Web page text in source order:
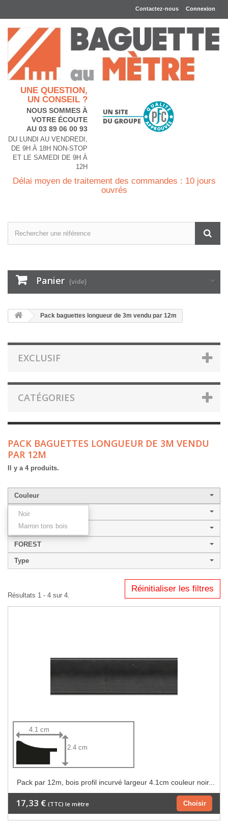
Connexion
Contactez-nous
UNE QUESTION,
UN CONSEIL ?
NOUS SOMMES À
VOTRE ÉCOUTE
AU 03 89 06 00 93
DU LUNDI AU VENDREDI,
DE 9H À 18H NON-STOP
ET LE SAMEDI DE 9H À
12H
Délai moyen de traitement des commandes : 10 jours
ouvrés
Panier (vide)
Pack baguettes longueur de 3m vendu par 12m
EXCLUSIF
CATÉGORIES
PACK BAGUETTES LONGUEUR DE 3M VENDU
PAR 12M
Il y a 4 produits.
Couleur
Noir
Marron tons bois
Largeur de baguette
Style
FOREST
Type
Réinitialiser les filtres
Résultats 1 - 4 sur 4.
4.1 cm
2.4 cm
Pack par 12m, bois profil incurvé largeur 4.1cm couleur noir...
Choisir
17,33 € (TTC) le mètre